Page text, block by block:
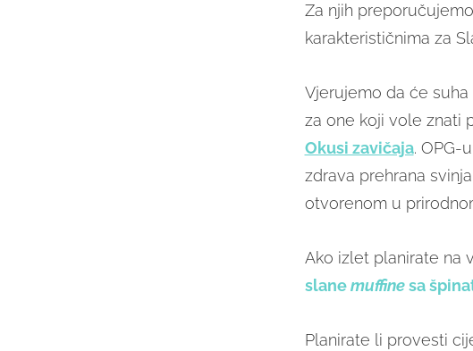
Za njih preporučujemo
karakterističnima za
Vjerujemo da će
za one koji vole znati
Okusi zavičaja. OPG-
zdrava prehrana
otvorenom u
Ako izlet planirate na
slanemuffinesa
Planirate li provesti